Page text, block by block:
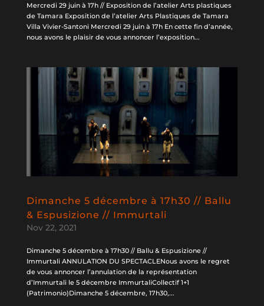
Mercredi 29 juin à 17h // Exposition de l’atelier Arts plastiques
de Tamara Exposition de l’atelier Arts Plastiques de Tamara
Villa Vivier-Santoni Mercredi 29 juin à 17h En cette fin d’année,
nous avons le plaisir de vous annoncer l’exposition...
Dimanche 5 décembre à 17h30 // Ballu
& Espusizione // Immurtali
Nov 22, 2021
Dimanche 5 décembre à 17h30 // Ballu & Espusizione //
Immurtali ANNULATION DU SPECTACLENous avons le regret
de vous annoncer l’annulation de la représentation
d’Immurtali le 5 décembre ImmurtaliCollectif 1+1
(Patrimonio)Dimanche 5 décembre, 17h30,...